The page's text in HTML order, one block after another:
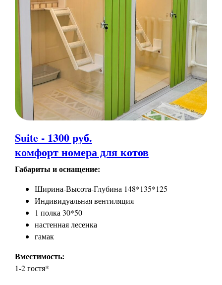
Suite - 1300 руб.
комфорт номера для котов
Габариты и оснащение:
Ширина-Высота-Глубина 148*135*125
Индивидуальная вентиляция
1 полка 30*50
настенная лесенка
гамак
Вместимость:
1-2 гостя*